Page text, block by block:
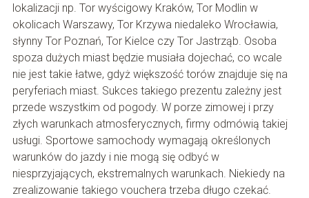
lokalizacji np. Tor wyścigowy Kraków, Tor Modlin w
okolicach Warszawy, Tor Krzywa niedaleko Wrocławia,
słynny Tor Poznań, Tor Kielce czy Tor Jastrząb. Osoba
spoza dużych miast będzie musiała dojechać, co wcale
nie jest takie łatwe, gdyż większość torów znajduje się na
peryferiach miast. Sukces takiego prezentu zależny jest
przede wszystkim od pogody. W porze zimowej i przy
złych warunkach atmosferycznych, firmy odmówią takiej
usługi. Sportowe samochody wymagają określonych
warunków do jazdy i nie mogą się odbyć w
niesprzyjających, ekstremalnych warunkach. Niekiedy na
zrealizowanie takiego vouchera trzeba długo czekać.